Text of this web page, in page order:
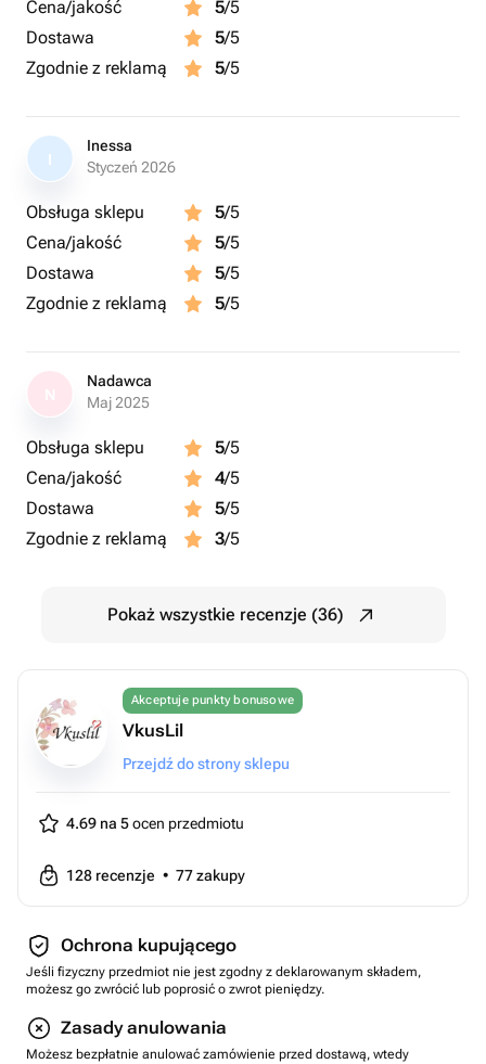
Cena/jakość 5/5
Dostawa
5/5
Zgodnie z reklamą
5/5
I
Inessa
Styczeń 2026
Obsługa sklepu 5/5
Cena/jakość
5/5
Dostawa
5/5
Zgodnie z reklamą
5/5
Nadawca
Maj 2025
Obsługa sklepu 5/5
Cena/jakość
4/5
Dostawa
5/5
Zgodnie z reklamą
3/5
Pokaż wszystkie recenzje (36)
Akceptuje punkty bonusowe
VkusLil
Przejdź do strony sklepu
4.69 na 5ocen przedmiotu
128 recenzje • 77zakupy
Ochrona kupującego
Jeśli fizyczny przedmiot nie jest zgodny z deklarowanym składem,
możesz go zwrócić lub poprosić o zwrot pieniędzy.
Zasady anulowania
Możesz bezpłatnie anulować zamówienie przed dostawą, wtedy